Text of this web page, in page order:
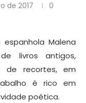
de 2017
0
Malena
livros antigos,
de recortes, em
é rico em
poética.